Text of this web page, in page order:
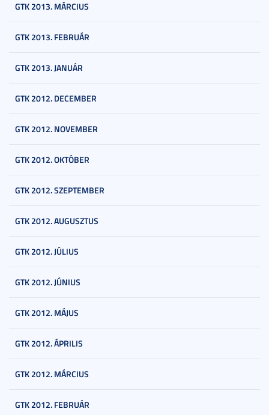
GTK 2013. MÁRCIUS
GTK 2013. FEBRUÁR
GTK 2013. JANUÁR
GTK 2012. DECEMBER
GTK 2012. NOVEMBER
GTK 2012. OKTÓBER
GTK 2012. SZEPTEMBER
GTK 2012. AUGUSZTUS
GTK 2012. JÚLIUS
GTK 2012. JÚNIUS
GTK 2012. MÁJUS
GTK 2012. ÁPRILIS
GTK 2012. MÁRCIUS
GTK 2012. FEBRUÁR